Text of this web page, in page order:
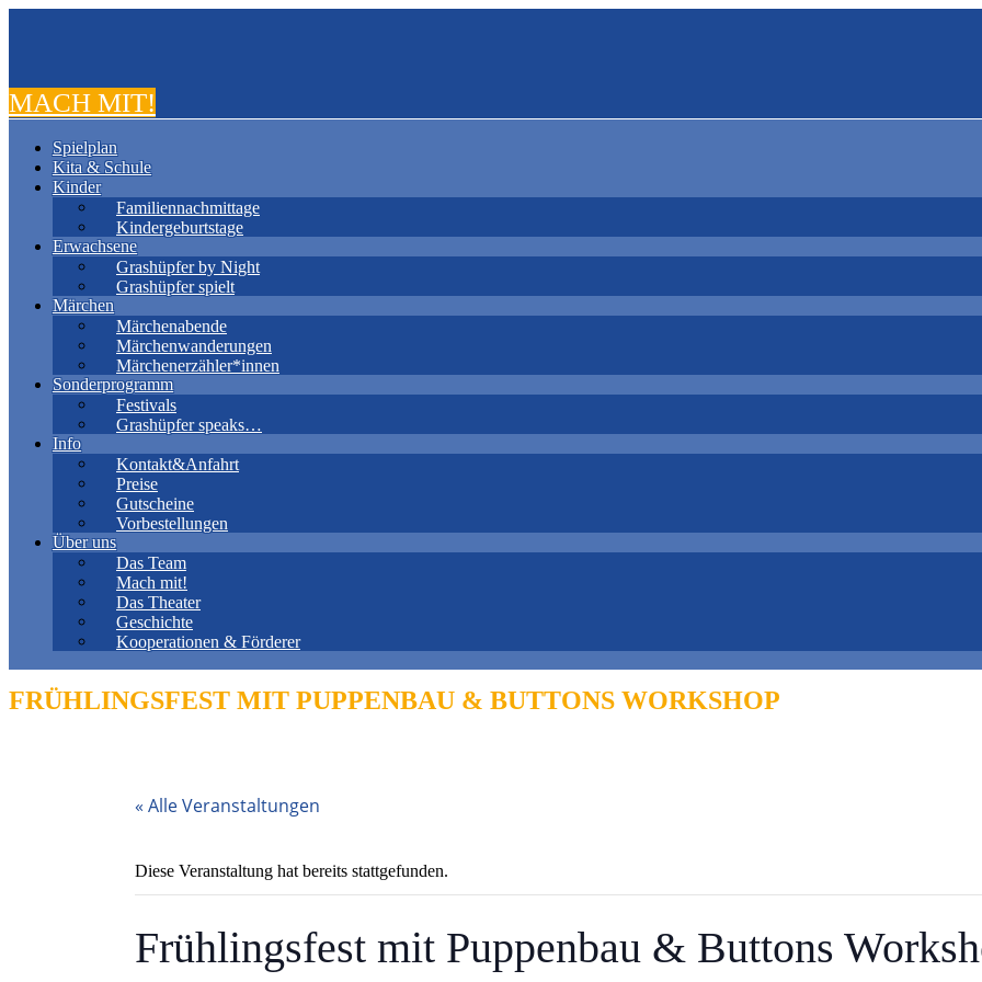
MACH MIT!
Spielplan
Kita & Schule
Kinder
Familiennachmittage
Kindergeburtstage
Erwachsene
Grashüpfer by Night
Grashüpfer spielt
Märchen
Märchenabende
Märchenwanderungen
Märchenerzähler*innen
Sonderprogramm
Festivals
Grashüpfer speaks…
Info
Kontakt&Anfahrt
Preise
Gutscheine
Vorbestellungen
Über uns
Das Team
Mach mit!
Das Theater
Geschichte
Kooperationen & Förderer
FRÜHLINGSFEST MIT PUPPENBAU & BUTTONS WORKSHOP
« Alle Veranstaltungen
Diese Veranstaltung hat bereits stattgefunden.
Frühlingsfest mit Puppenbau & Buttons